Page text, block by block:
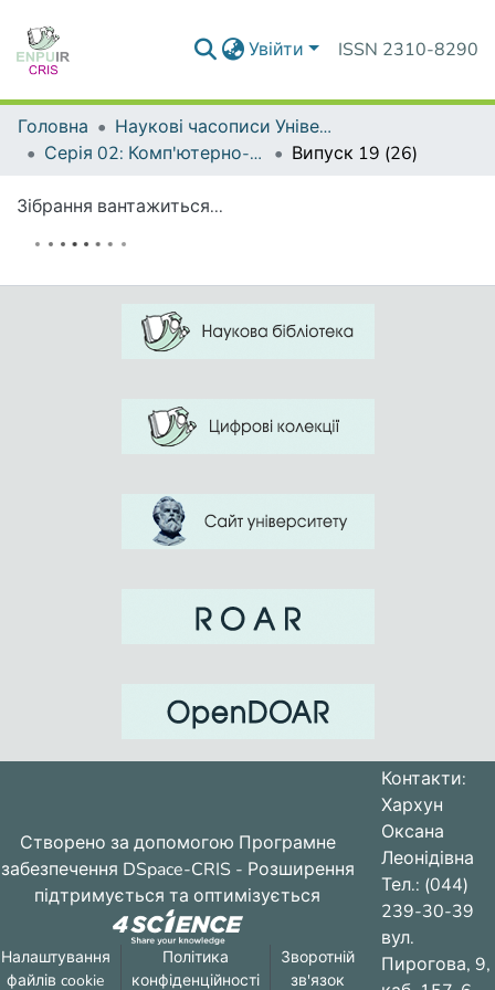
Увійти ISSN 2310-8290
Головна
Наукові часописи Університету
Серія 02: Комп'ютерно-орієнтовані системи навчання
Випуск 19 (26)
Зібрання вантажиться...
Створено за допомогою Програмне
забезпечення DSpace-CRIS - Розширення
підтримується та оптимізується
Налаштування
файлів cookie
Політика
конфіденційності
Зворотній
зв'язок
Контакти:
Хархун
Оксана
Леонідівна
Тел.: (044)
239-30-39
вул.
Пирогова, 9,